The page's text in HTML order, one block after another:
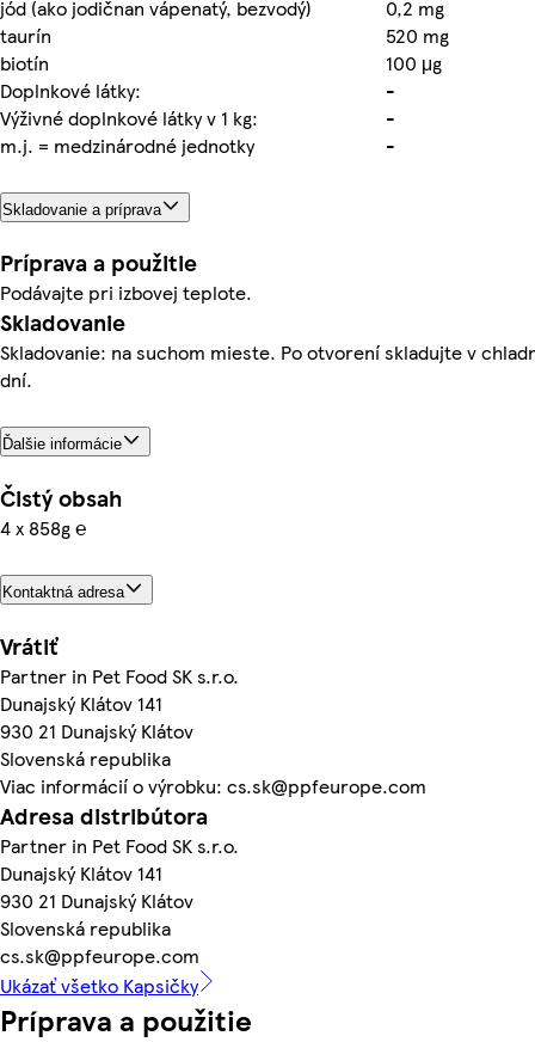
jód (ako jodičnan vápenatý, bezvodý)
0,2 mg
taurín
520 mg
biotín
100 μg
Doplnkové látky:
-
Výživné doplnkové látky v 1 kg:
-
m.j. = medzinárodné jednotky
-
Skladovanie a príprava
Príprava a použitie
Podávajte pri izbovej teplote.
Skladovanie
Skladovanie: na suchom mieste. Po otvorení skladujte v
dní.
Ďalšie informácie
Čistý obsah
4 x 858g ℮
Kontaktná adresa
Vrátiť
Partner in Pet Food SK s.r.o.
Dunajský Klátov 141
930 21 Dunajský Klátov
Slovenská republika
Viac informácií o výrobku: cs.sk@ppfeurope.com
Adresa distribútora
Partner in Pet Food SK s.r.o.
Dunajský Klátov 141
930 21 Dunajský Klátov
Slovenská republika
cs.sk@ppfeurope.com
Ukázať všetko Kapsičky
Príprava a použitie